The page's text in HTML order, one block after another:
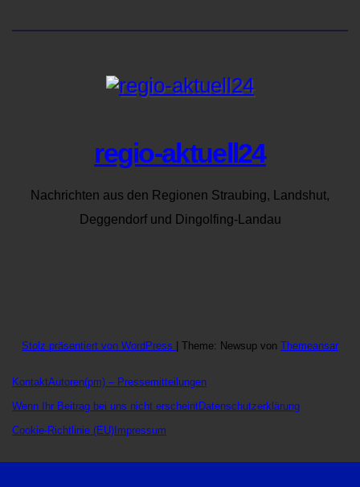
regio-aktuell24
Nachrichten aus den Regionen Straubing, Landshut,
Deggendorf und Dingolfing-Landau
Stolz präsentiert von WordPress Theme: Newsup von Themeansar
KontaktAutoren(pm) – Pressemitteilungen
Wenn Ihr Beitrag bei uns nicht erscheintDatenschutzerklärung
Cookie-Richtlinie (EU) Impressum